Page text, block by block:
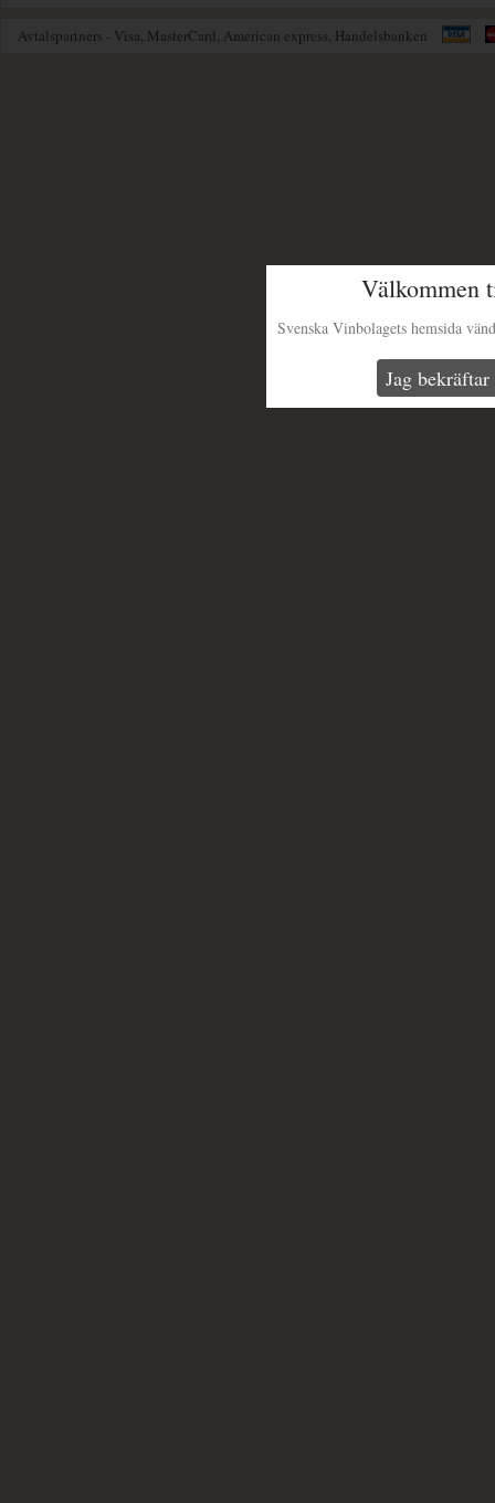
Avtalspartners - Visa, MasterCard, American express, Handelsbanken
Välkommen
Svenska Vinbolagets hemsida